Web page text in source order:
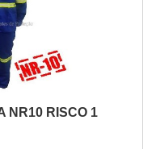
NR10 RISCO 1